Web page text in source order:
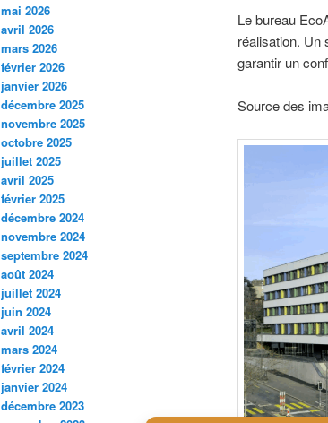
Le bureau
réalisation. Un
garantir un
Source des
mai 2026
avril 2026
mars 2026
février 2026
janvier 2026
décembre 2025
novembre 2025
octobre 2025
juillet 2025
avril 2025
février 2025
décembre 2024
novembre 2024
septembre 2024
août 2024
juillet 2024
juin 2024
avril 2024
mars 2024
février 2024
janvier 2024
décembre 2023